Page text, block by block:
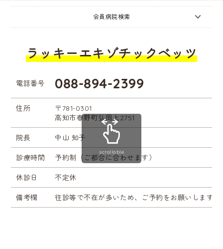
会員病院検索
ラッキーエキゾチックベッツ
電話番号 088-894-2399
住所
〒781-0301
高知市春野町弘岡上2751
院長 中山 知子
診療時間 予約制（ご都合に合わせます）
休診日 不定休
備考欄 往診等で不在が多いため、ご予約をお願いします。
scrollable